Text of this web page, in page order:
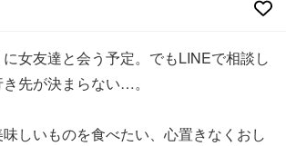
女友達と会う予定。でもLINEで相談し
先が決まらない…。
しいものを食べたい、心置きなくおし